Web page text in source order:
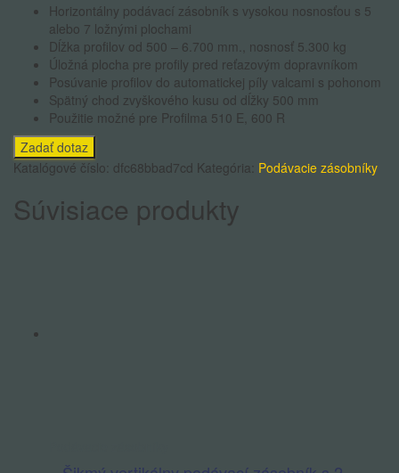
Horizontálny podávací zásobník s vysokou nosnosťou s 5
alebo 7 ložnými plochami
Dĺžka profilov od 500 – 6.700 mm., nosnosť 5.300 kg
Úložná plocha pre profily pred reťazovým dopravníkom
Posúvanie profilov do automatickej píly valcami s pohonom
Spätný chod zvyškového kusu od dĺžky 500 mm
Použitie možné pre Profilma 510 E, 600 R
Katalógové číslo: dfc68bbad7cd Kategória: Podávacie zásobníky
Súvisiace produkty